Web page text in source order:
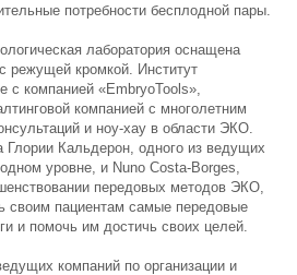
потребности бесплодной пары.
лаборатория оснащена
режущей кромкой. Институт
с компанией «EmbryoTools»,
компанией с многолетним
и ноу-хау в области ЭКО.
Глории Кальдерон, одного из ведущих
уровне, и Nuno Costa-Borges,
передовых методов ЭКО,
своим пациентам самые передовые
и помочь им достичь своих целей.
компаний по организации и